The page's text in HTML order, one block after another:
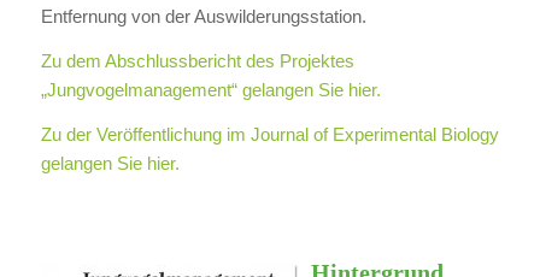
Entfernung von der Auswilderungsstation.
Zu dem Abschlussbericht des Projektes
„Jungvogelmanagement“ gelangen Sie hier.
Zu der Veröffentlichung im Journal of Experimental Biology
gelangen Sie hier.
Hintergrund